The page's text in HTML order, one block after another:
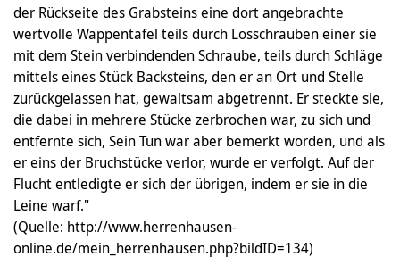
der Rückseite des Grabsteins eine dort angebrachte
wertvolle Wappentafel teils durch Losschrauben einer sie
mit dem Stein verbindenden Schraube, teils durch Schläge
mittels eines Stück Backsteins, den er an Ort und Stelle
zurückgelassen hat, gewaltsam abgetrennt. Er steckte sie,
die dabei in mehrere Stücke zerbrochen war, zu sich und
entfernte sich, Sein Tun war aber bemerkt worden, und als
er eins der Bruchstücke verlor, wurde er verfolgt. Auf der
Flucht entledigte er sich der übrigen, indem er sie in die
Leine warf."
(Quelle: http://www.herrenhausen-
online.de/mein_herrenhausen.php?bildID=134)